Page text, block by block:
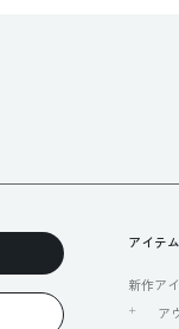
アイテ
新作ア
ア